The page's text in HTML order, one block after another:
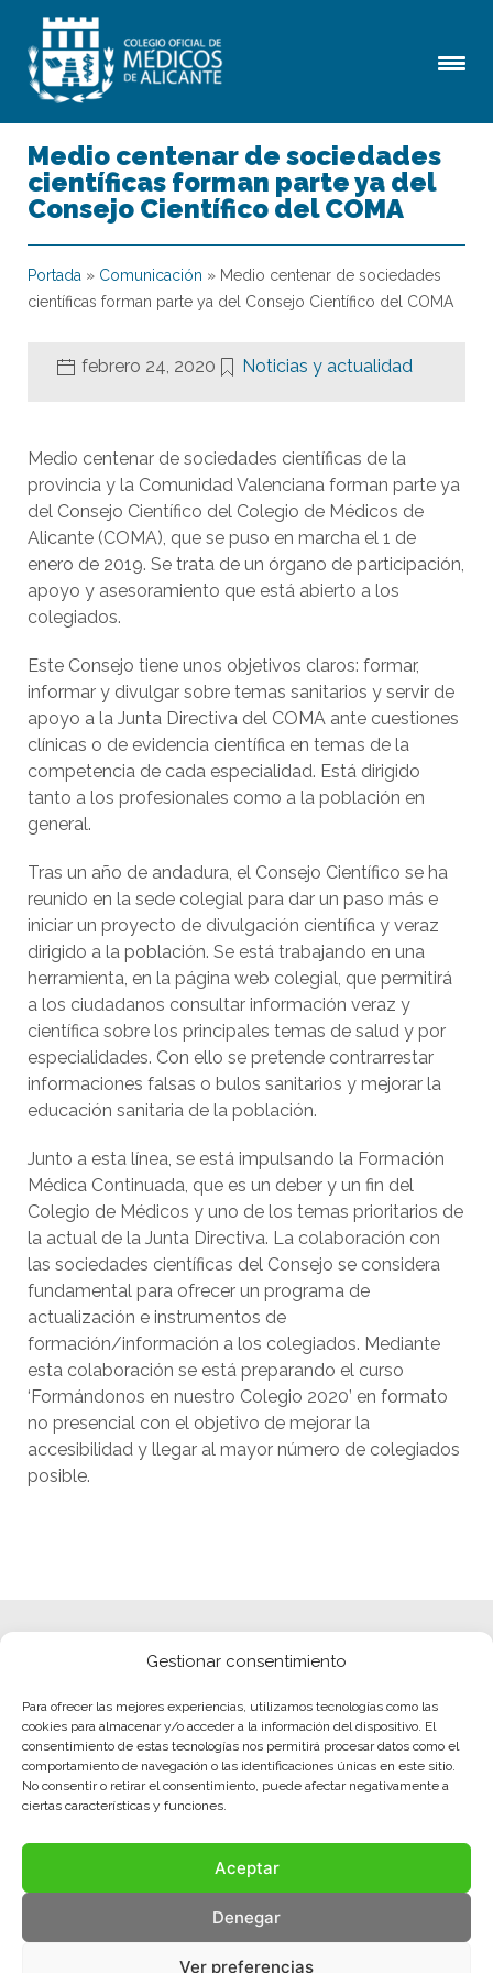
Gestionar consentimiento
Para ofrecer las mejores experiencias, utilizamos tecnologías como las
cookies para almacenar y/o acceder a la información del dispositivo. El
consentimiento de estas tecnologías nos permitirá procesar datos como el
comportamiento de navegación o las identificaciones únicas en este sitio.
No consentir o retirar el consentimiento, puede afectar negativamente a
ciertas características y funciones.
Aceptar
Denegar
Ver preferencias
Medio centenar de sociedades
científicas forman parte ya del
Consejo Científico del COMA
Portada » Comunicación » Medio centenar de sociedades
científicas forman parte ya del Consejo Científico del COMA
febrero 24, 2020 Noticias y actualidad
Medio centenar de sociedades científicas de la
provincia y la Comunidad Valenciana forman parte ya
del Consejo Científico del Colegio de Médicos de
Alicante (COMA), que se puso en marcha el 1 de
enero de 2019. Se trata de un órgano de participación,
apoyo y asesoramiento que está abierto a los
colegiados.
Este Consejo tiene unos objetivos claros: formar,
informar y divulgar sobre temas sanitarios y servir de
apoyo a la Junta Directiva del COMA ante cuestiones
clínicas o de evidencia científica en temas de la
competencia de cada especialidad. Está dirigido
tanto a los profesionales como a la población en
general.
Tras un año de andadura, el Consejo Científico se ha
reunido en la sede colegial para dar un paso más e
iniciar un proyecto de divulgación científica y veraz
dirigido a la población. Se está trabajando en una
herramienta, en la página web colegial, que permitirá
a los ciudadanos consultar información veraz y
científica sobre los principales temas de salud y por
especialidades. Con ello se pretende contrarrestar
informaciones falsas o bulos sanitarios y mejorar la
educación sanitaria de la población.
Junto a esta línea, se está impulsando la Formación
Médica Continuada, que es un deber y un fin del
Colegio de Médicos y uno de los temas prioritarios de
la actual de la Junta Directiva. La colaboración con
las sociedades científicas del Consejo se considera
fundamental para ofrecer un programa de
actualización e instrumentos de
formación/información a los colegiados. Mediante
esta colaboración se está preparando el curso
‘Formándonos en nuestro Colegio 2020’ en formato
no presencial con el objetivo de mejorar la
accesibilidad y llegar al mayor número de colegiados
posible.